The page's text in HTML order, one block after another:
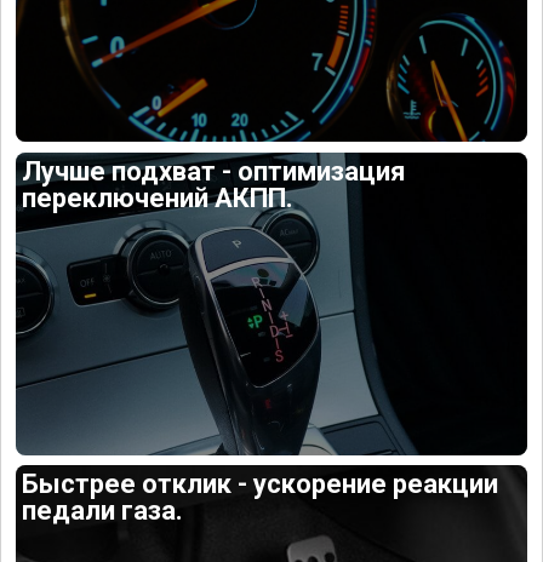
Лучше подхват - оптимизация
переключений АКПП.
Быстрее отклик - ускорение реакции
педали газа.